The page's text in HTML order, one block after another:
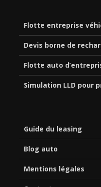
Flotte entreprise
Devis borne de
Flotte auto
Simulation LLD pour
Guide du leasing
Blog auto
Mentions légales